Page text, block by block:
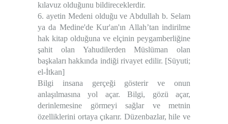
kılavuz olduğunu bildireceklerdir.
6. ayetin Medeni olduğu ve Abdullah b. Selam
ya da Medine'de Kur'an'ın Allah’tan indirilme
hak kitap olduğuna ve elçinin peygamberliğine
şahit olan Yahudilerden Müslüman olan
başkaları hakkında indiği rivayet edilir. [Süyuti;
el-İtkan]
Bilgi insana gerçeği gösterir ve onun
anlaşılmasına yol açar. Bilgi, gözü açar,
derinlemesine görmeyi sağlar ve metnin
özelliklerini ortaya çıkarır. Düzenbazlar, hile ve